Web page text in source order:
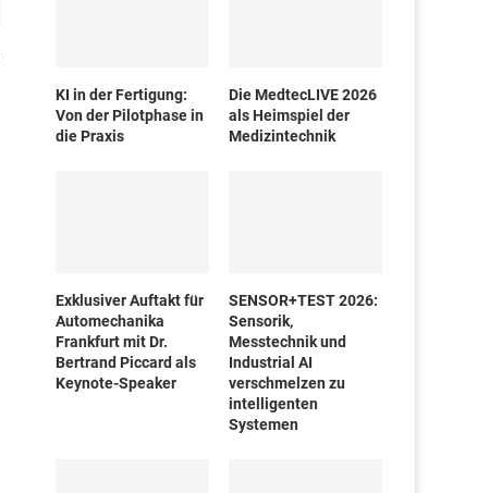
KI in der Fertigung:
Von der Pilotphase in
die Praxis
Die MedtecLIVE 2026
als Heimspiel der
Medizintechnik
Exklusiver Auftakt für
Automechanika
Frankfurt mit Dr.
Bertrand Piccard als
Keynote-Speaker
SENSOR+TEST 2026:
Sensorik,
Messtechnik und
Industrial AI
verschmelzen zu
intelligenten
Systemen